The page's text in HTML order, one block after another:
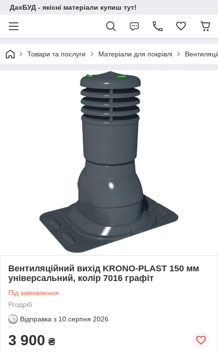
ДахБУД - якісні матеріали купиш тут!
Товари та послуги Матеріали для покрівлі
Вентиляційний вихід KRONO-PLAST 150 мм
універсальний, колір 7016 графіт
Під замовлення
Роздріб
Відправка з 10 серпня 2026
3 900 ₴